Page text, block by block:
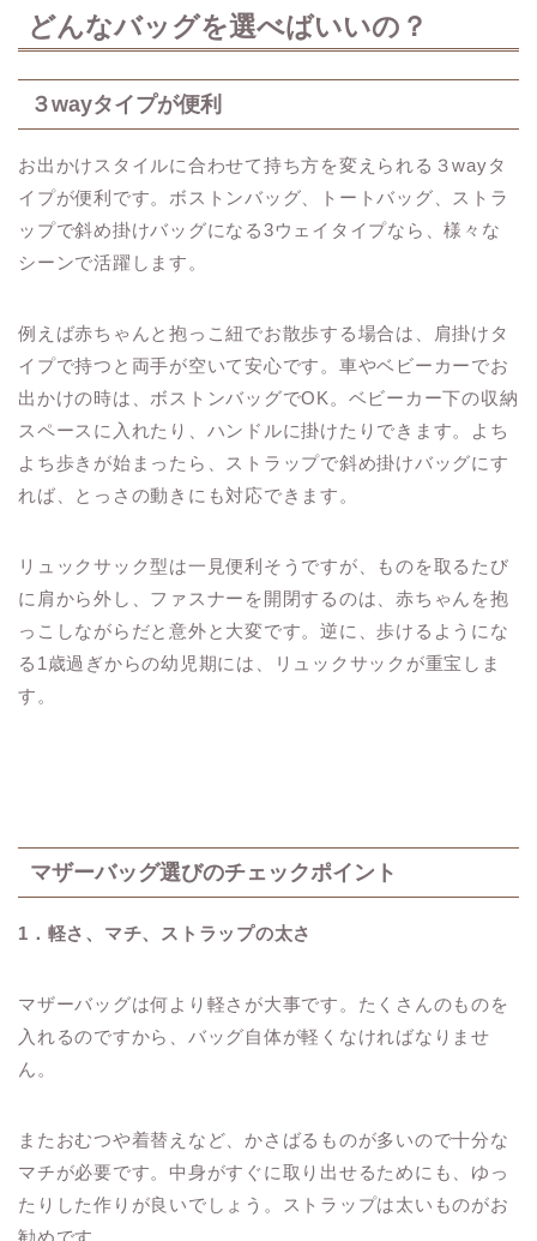
どんなバッグを選べばいいの？
３wayタイプが便利
お出かけスタイルに合わせて持ち方を変えられる３wayタ
イプが便利です。ボストンバッグ、トートバッグ、ストラ
ップで斜め掛けバッグになる3ウェイタイプなら、様々な
シーンで活躍します。
例えば赤ちゃんと抱っこ紐でお散歩する場合は、肩掛けタ
イプで持つと両手が空いて安心です。車やベビーカーでお
出かけの時は、ボストンバッグでOK。ベビーカー下の収納
スペースに入れたり、ハンドルに掛けたりできます。よち
よち歩きが始まったら、ストラップで斜め掛けバッグにす
れば、とっさの動きにも対応できます。
リュックサック型は一見便利そうですが、ものを取るたび
に肩から外し、ファスナーを開閉するのは、赤ちゃんを抱
っこしながらだと意外と大変です。逆に、歩けるようにな
る1歳過ぎからの幼児期には、リュックサックが重宝しま
す。
マザーバッグ選びのチェックポイント
1 ．軽さ、マチ、ストラップの太さ
マザーバッグは何より軽さが大事です。たくさんのものを
入れるのですから、バッグ自体が軽くなければなりませ
ん。
またおむつや着替えなど、かさばるものが多いので十分な
マチが必要です。中身がすぐに取り出せるためにも、ゆっ
たりした作りが良いでしょう。ストラップは太いものがお